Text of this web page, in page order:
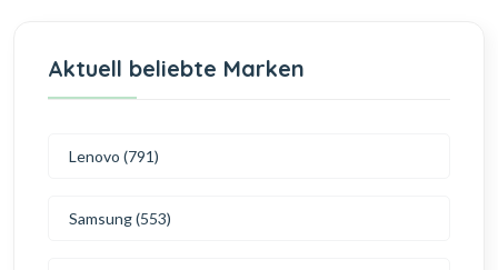
Aktuell beliebte Marken
Lenovo (791)
Samsung (553)